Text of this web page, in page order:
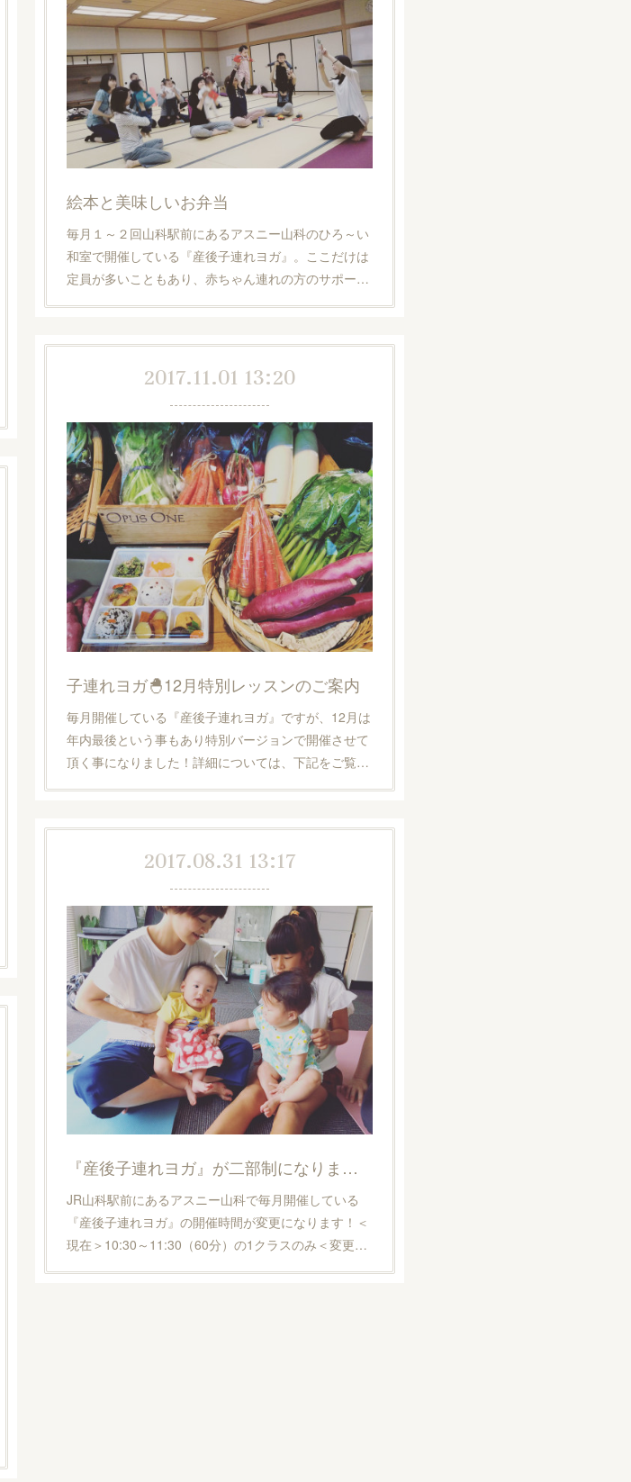
絵本と美味しいお弁当
毎月１～２回山科駅前にあるアスニー山科のひろ～い
和室で開催している『産後子連れヨガ』。ここだけは
定員が多いこともあり、赤ちゃん連れの方のサポー…
2017.11.01 13:20
子連れヨガ🐣12月特別レッスンのご案内
毎月開催している『産後子連れヨガ』ですが、12月は
年内最後という事もあり特別バージョンで開催させて
頂く事になりました！詳細については、下記をご覧…
2017.08.31 13:17
『産後子連れヨガ』が二部制になります！
JR山科駅前にあるアスニー山科で毎月開催している
『産後子連れヨガ』の開催時間が変更になります！＜
現在＞10:30～11:30（60分）の1クラスのみ＜変更…